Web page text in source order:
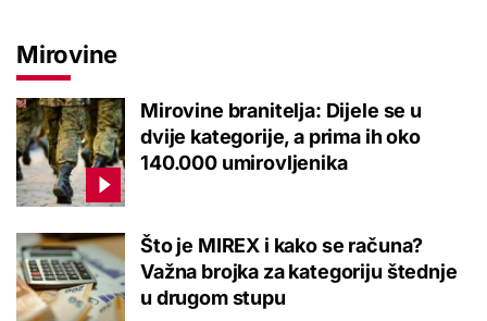
Mirovine
Mirovine branitelja: Dijele se u
dvije kategorije, a prima ih oko
140.000 umirovljenika
Što je MIREX i kako se računa?
Važna brojka za kategoriju štednje
u drugom stupu